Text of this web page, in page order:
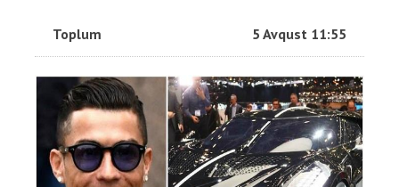
Toplum 5 Avqust 11:55